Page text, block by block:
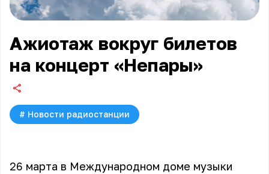
Ажиотаж вокруг билетов
на концерт «Непары»
# Новости радиостанции
26 марта в Международном доме музыки